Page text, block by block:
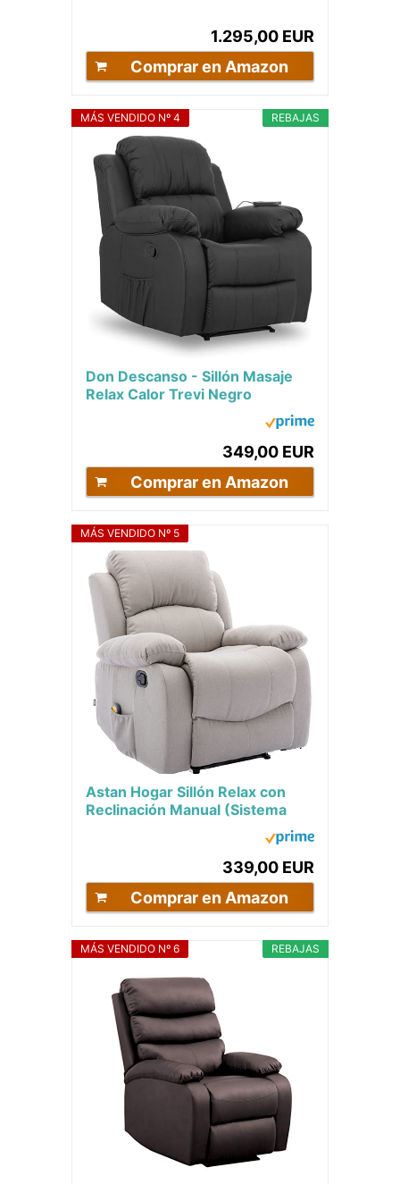
1.295,00 EUR
Comprar en Amazon
REBAJAS
MÁS VENDIDO Nº 4
Don Descanso - Sillón Masaje
Relax Calor Trevi Negro
Reclinable 160º con 8 Motores
349,00 EUR
Comprar en Amazon
MÁS VENDIDO Nº 5
Astan Hogar Sillón Relax con
Reclinación Manual (Sistema
339,00 EUR
Comprar en Amazon
REBAJAS
MÁS VENDIDO Nº 6